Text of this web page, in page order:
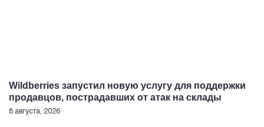
Wildberries запустил новую услугу для поддержки
продавцов, пострадавших от атак на склады
8 августа, 2026